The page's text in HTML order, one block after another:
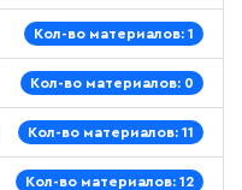
Кол-во материалов: 1
Кол-во материалов: 0
Кол-во материалов: 11
Кол-во материалов: 12